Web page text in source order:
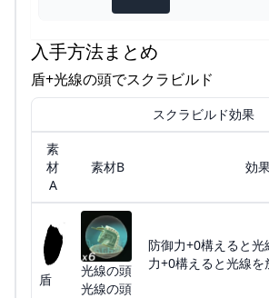
入手方法まとめ
盾+光線の頭でスクラビルド
スクラビルド効果
素
材
A
素材B 効
盾
光線の頭
光線の頭
防御力+0構えると
力+0構えると光線を